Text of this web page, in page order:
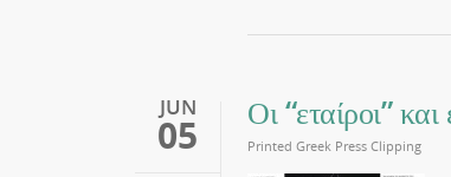
JUN
05 Οι “εταίροι”
Printed Greek Press Clipping